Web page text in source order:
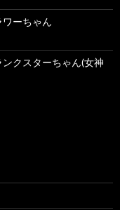
ーちゃん
クスターちゃん(女神